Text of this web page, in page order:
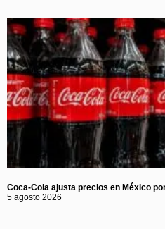
Coca-Cola ajusta precios en México
5 agosto 2026